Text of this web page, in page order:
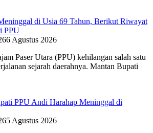
di Usia 69 Tahun, Berikut Riwayat
PPU
6 Agustus 2026
Paser Utara (PPU) kehilangan salah satu
sejarah daerahnya. Mantan Bupati
PPU Andi Harahap Meninggal di
5 Agustus 2026